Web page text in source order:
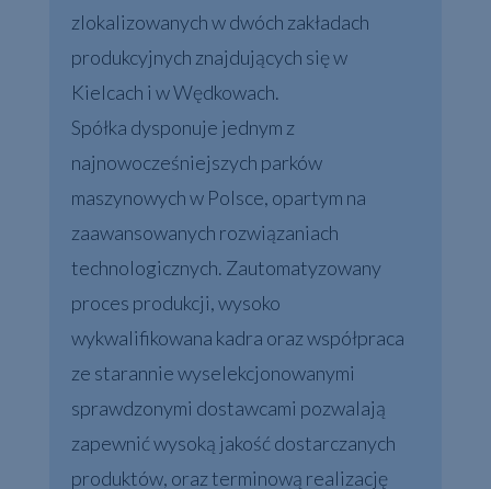
zlokalizowanych w dwóch zakładach
produkcyjnych znajdujących się w
Kielcach i w Wędkowach.
Spółka dysponuje jednym z
najnowocześniejszych parków
maszynowych w Polsce, opartym na
zaawansowanych rozwiązaniach
technologicznych. Zautomatyzowany
proces produkcji, wysoko
wykwalifikowana kadra oraz współpraca
ze starannie wyselekcjonowanymi
sprawdzonymi dostawcami pozwalają
zapewnić wysoką jakość dostarczanych
produktów, oraz terminową realizację